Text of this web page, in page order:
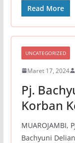
Read More
UNCATEGORIZED
Maret 17, 2024
Pj.
Korban
MUAROJAMBI,
Bachyuni